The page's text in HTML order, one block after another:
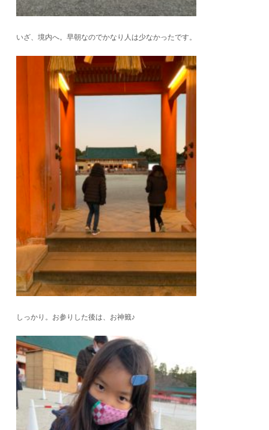
いざ、境内へ。早朝なのでかなり人は少なかったです。
しっかり。お参りした後は、お神籤♪